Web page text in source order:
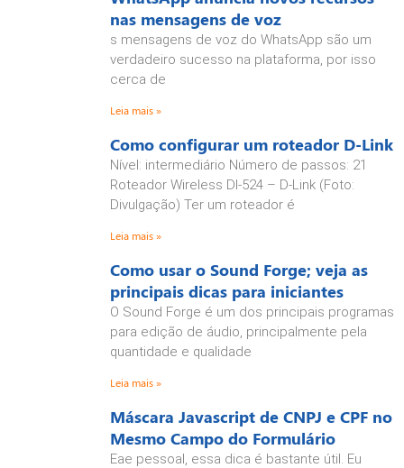
nas mensagens de voz
s mensagens de voz do WhatsApp são um
verdadeiro sucesso na plataforma, por isso
cerca de
Leia mais »
Como configurar um roteador D-Link
Nível: intermediário Número de passos: 21
Roteador Wireless DI-524 – D-Link (Foto:
Divulgação) Ter um roteador é
Leia mais »
Como usar o Sound Forge; veja as
principais dicas para iniciantes
O Sound Forge é um dos principais programas
para edição de áudio, principalmente pela
quantidade e qualidade
Leia mais »
Máscara Javascript de CNPJ e CPF no
Mesmo Campo do Formulário
Eae pessoal, essa dica é bastante útil. Eu